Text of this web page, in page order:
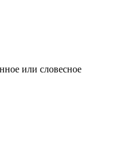
или словесное